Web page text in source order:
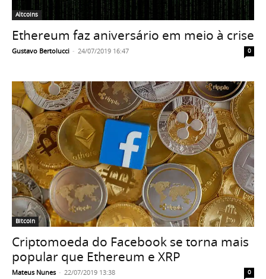
Altcoins
Ethereum faz aniversário em meio à crise
Gustavo Bertolucci - 24/07/2019 16:47 0
Bitcoin
Criptomoeda do Facebook se torna mais
popular que Ethereum e XRP
Mateus Nunes - 22/07/2019 13:38 0